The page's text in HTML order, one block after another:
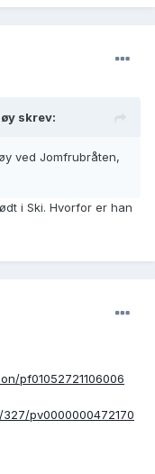
skrev:
ved Jomfrubråten,
i Ski. Hvorfor er han
pf01052721106006
pv0000000472170